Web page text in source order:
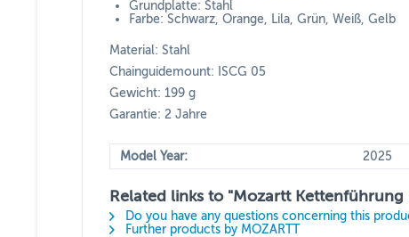
Grundplatte: Stahl
Farbe: Schwarz, Orange, Lila, Grün, Weiß, Gelb
Material: Stahl
Chainguidemount: ISCG 05
Gewicht: 199 g
Garantie: 2 Jahre
Model Year: 2025
Related links to "Mozartt Kettenführung
Do you have any questions concerning this
Further products by MOZARTT